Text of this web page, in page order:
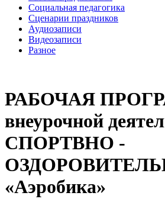
Социальная педагогика
Сценарии праздников
Аудиозаписи
Видеозаписи
Разное
РАБОЧАЯ
внеурочной
СПОРТВНО -
«Аэробика»